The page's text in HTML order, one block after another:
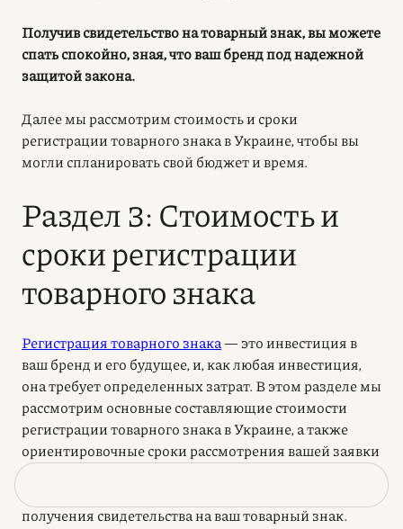
Получив свидетельство на товарный знак, вы можете
спать спокойно, зная, что ваш бренд под надежной
защитой закона.
Далее мы рассмотрим стоимость и сроки
регистрации товарного знака в Украине, чтобы вы
могли спланировать свой бюджет и время.
Раздел 3: Стоимость и
сроки регистрации
товарного знака
Регистрация товарного знака— это инвестиция в
ваш бренд и его будущее, и, как любая инвестиция,
она требует определенных затрат. В этом разделе мы
рассмотрим основные составляющие стоимости
регистрации товарного знака в Украине, а также
ориентировочные сроки рассмотрения вашей заявки
УКРНОИВИ. Понимание этих аспектов поможет
получения свидетельства на ваш товарный знак.